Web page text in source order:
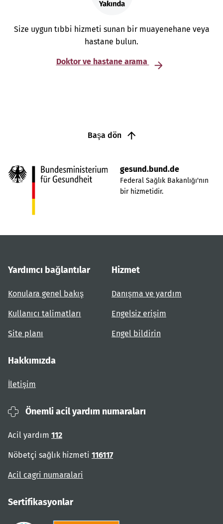
Size uygun tıbbi hizmeti sunan bir muayenehane veya
hastane bulun.
Doktor ve hastane arama
Başa dön
gesund.bund.de
Federal Sağlık Bakanlığı'nın
bir hizmetidir.
Yardımcı bağlantılar
Konulara genel bakış
Kullanıcı talimatları
Site planı
Hizmet
Danışma ve yardım
Engelsiz erişim
Engel bildirin
Hakkımızda
İletişim
Önemli acil yardım numaraları
Acil yardım 112
Nöbetçi sağlık hizmeti 116117
Acil cagri numaralari
Sertifikasyonlar